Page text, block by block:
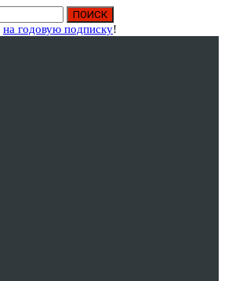
на годовую подписку!